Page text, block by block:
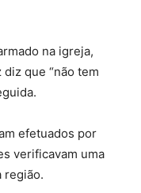
na igreja,
que “não tem
efetuados por
verificavam uma
região.